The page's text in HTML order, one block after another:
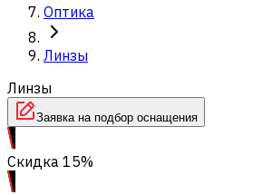
Оптика
Линзы
Линзы
Заявка на подбор оснащения
Скидка 15%